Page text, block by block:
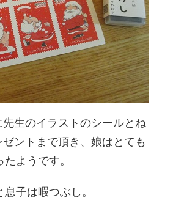
生のイラストのシールとね
ゼントまで頂き、娘はとても
ようです。
子は暇つぶし。